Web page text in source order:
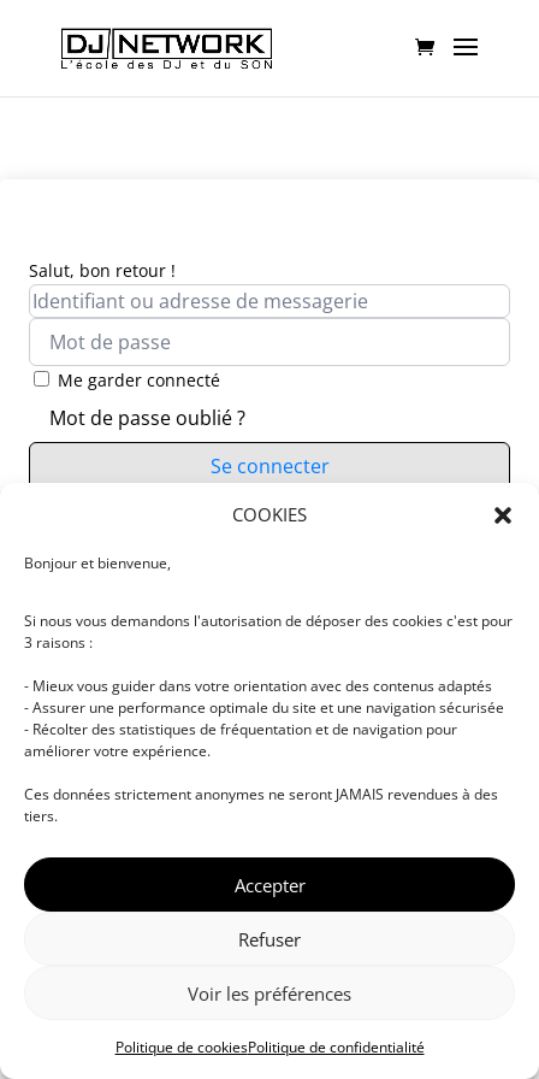
COOKIES
Bonjour et bienvenue,
Si nous vous demandons l'autorisation de déposer des cookies c'est pour
3 raisons :
- Mieux vous guider dans votre orientation avec des contenus adaptés
- Assurer une performance optimale du site et une navigation sécurisée
- Récolter des statistiques de fréquentation et de navigation pour
améliorer votre expérience.
Ces données strictement anonymes ne seront JAMAIS revendues à des
tiers.
Accepter
Refuser
Voir les préférences
Politique de cookiesPolitique de confidentialité
Salut, bon retour !
Me garder connecté
Mot de passe oublié ?
Se connecter
Vous n’avez pas de compte ?
musicale • Certifications professionnelles • Paris •